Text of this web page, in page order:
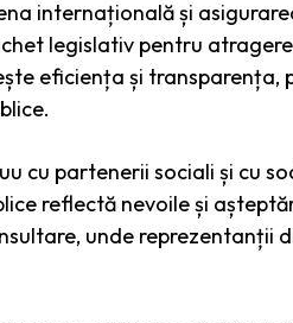
internațională și
legislativ pentru
eficiența și transparența,
cu partenerii sociali și cu
reflectă nevoile și
unde reprezentanții